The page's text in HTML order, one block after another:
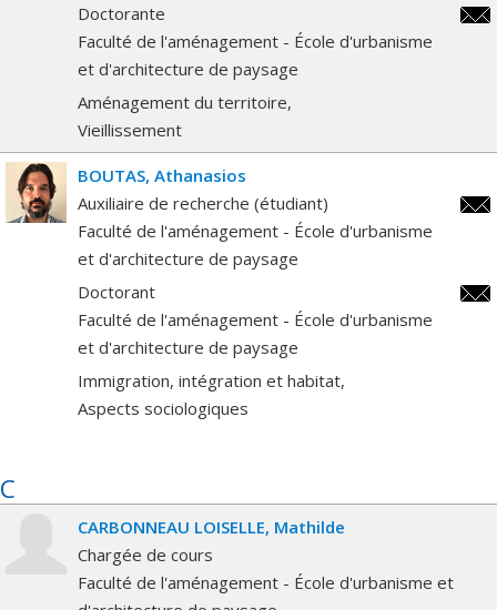
Doctorante
Faculté de l'aménagement - École d'urbanisme
et d'architecture de paysage
Aménagement du territoire
Vieillissement
BOUTAS Athanasios
Auxiliaire de recherche (étudiant)
Faculté de l'aménagement - École d'urbanisme
et d'architecture de paysage
Doctorant
Faculté de l'aménagement - École d'urbanisme
et d'architecture de paysage
Immigration, intégration et habitat
Aspects sociologiques
C
CARBONNEAU LOISELLE Mathilde
Chargée de cours
Faculté de l'aménagement - École d'urbanisme et